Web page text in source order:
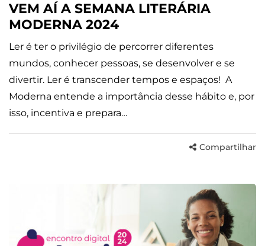
VEM AÍ A SEMANA LITERÁRIA
MODERNA 2024
Ler é ter o privilégio de percorrer diferentes
mundos, conhecer pessoas, se desenvolver e se
divertir. Ler é transcender tempos e espaços! A
Moderna entende a importância desse hábito e, por
isso, incentiva e prepara…
Compartilhar